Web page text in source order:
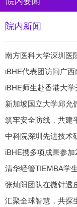
院内新闻
iBHE师生赴香港大
张灿阳团队在微针透